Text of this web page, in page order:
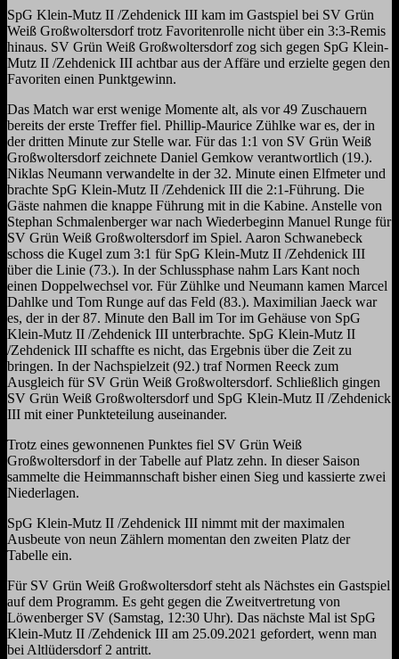
SpG Klein-Mutz II /Zehdenick III kam im Gastspiel bei SV Grün
Weiß Großwoltersdorf trotz Favoritenrolle nicht über ein 3:3-Remis
hinaus. SV Grün Weiß Großwoltersdorf zog sich gegen SpG Klein-
Mutz II /Zehdenick III achtbar aus der Affäre und erzielte gegen den
Favoriten einen Punktgewinn.
Das Match war erst wenige Momente alt, als vor 49 Zuschauern
bereits der erste Treffer fiel. Phillip-Maurice Zühlke war es, der in
der dritten Minute zur Stelle war. Für das 1:1 von SV Grün Weiß
Großwoltersdorf zeichnete Daniel Gemkow verantwortlich (19.).
Niklas Neumann verwandelte in der 32. Minute einen Elfmeter und
brachte SpG Klein-Mutz II /Zehdenick III die 2:1-Führung. Die
Gäste nahmen die knappe Führung mit in die Kabine. Anstelle von
Stephan Schmalenberger war nach Wiederbeginn Manuel Runge für
SV Grün Weiß Großwoltersdorf im Spiel. Aaron Schwanebeck
schoss die Kugel zum 3:1 für SpG Klein-Mutz II /Zehdenick III
über die Linie (73.). In der Schlussphase nahm Lars Kant noch
einen Doppelwechsel vor. Für Zühlke und Neumann kamen Marcel
Dahlke und Tom Runge auf das Feld (83.). Maximilian Jaeck war
es, der in der 87. Minute den Ball im Tor im Gehäuse von SpG
Klein-Mutz II /Zehdenick III unterbrachte. SpG Klein-Mutz II
/Zehdenick III schaffte es nicht, das Ergebnis über die Zeit zu
bringen. In der Nachspielzeit (92.) traf Normen Reeck zum
Ausgleich für SV Grün Weiß Großwoltersdorf. Schließlich gingen
SV Grün Weiß Großwoltersdorf und SpG Klein-Mutz II /Zehdenick
III mit einer Punkteteilung auseinander.
Trotz eines gewonnenen Punktes fiel SV Grün Weiß
Großwoltersdorf in der Tabelle auf Platz zehn. In dieser Saison
sammelte die Heimmannschaft bisher einen Sieg und kassierte zwei
Niederlagen.
SpG Klein-Mutz II /Zehdenick III nimmt mit der maximalen
Ausbeute von neun Zählern momentan den zweiten Platz der
Tabelle ein.
Für SV Grün Weiß Großwoltersdorf steht als Nächstes ein Gastspiel
auf dem Programm. Es geht gegen die Zweitvertretung von
Löwenberger SV (Samstag, 12:30 Uhr). Das nächste Mal ist SpG
Klein-Mutz II /Zehdenick III am 25.09.2021 gefordert, wenn man
bei Altlüdersdorf 2 antritt.